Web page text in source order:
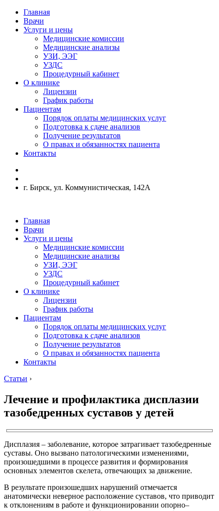
Главная
Врачи
Услуги и цены
Медицинские комиссии
Медицинские анализы
УЗИ, ЭЭГ
УЗДС
Процедурный кабинет
О клинике
Лицензии
График работы
Пациентам
Порядок оплаты медицинских услуг
Подготовка к сдаче анализов
Получение результатов
О правах и обязанностях пациента
Контакты
г. Бирск, ул. Коммунистическая, 142А
Главная
Врачи
Услуги и цены
Медицинские комиссии
Медицинские анализы
УЗИ, ЭЭГ
УЗДС
Процедурный кабинет
О клинике
Лицензии
График работы
Пациентам
Порядок оплаты медицинских услуг
Подготовка к сдаче анализов
Получение результатов
О правах и обязанностях пациента
Контакты
Статьи ›
Лечение и профилактика дисплазии
тазобедренных суставов у детей
Дисплазия – заболевание, которое затрагивает тазобедренные
суставы. Оно вызвано патологическими изменениями,
произошедшими в процессе развития и формирования
основных элементов скелета, отвечающих за движение.
В результате произошедших нарушений отмечается
анатомически неверное расположение суставов, что приводит
к отклонениям в работе и функционировании опорно–